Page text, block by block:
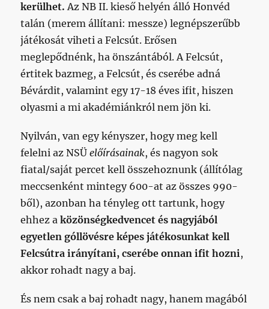
kerülhet. Az NB II. kieső helyén álló Honvéd
talán (merem állítani: messze) legnépszerűbb
játékosát viheti a Felcsút. Erősen
meglepődnénk, ha önszántából. A Felcsút,
értitek bazmeg, a Felcsút, és cserébe adná
Bévárdit, valamint egy 17-18 éves ifit, hiszen
olyasmi a mi akadémiánkról nem jön ki.
Nyilván, van egy kényszer, hogy meg kell
felelni az NSÜelőírásainak, és nagyon sok
fiatal/saját percet kell összehoznunk (állítólag
meccsenként mintegy 600-at az összes 990-
ből), azonban ha tényleg ott tartunk, hogy
ehhez aközönségkedvencet és nagyjából
egyetlen góllövésre képes játékosunkat kell
Felcsútra irányítani, cserébe onnan ifit hozni,
akkor rohadt nagy a baj.
És nem csak a baj rohadt nagy, hanem magából